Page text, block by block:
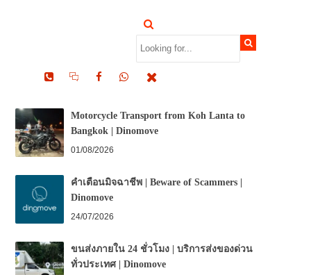
RECENT POSTS
Motorcycle Transport from Koh Lanta to
Bangkok | Dinomove
01/08/2026
คำเตือนมิจฉาชีพ | Beware of Scammers |
Dinomove
24/07/2026
ขนส่งภายใน 24 ชั่วโมง | บริการส่งของด่วน
ทั่วประเทศ | Dinomove